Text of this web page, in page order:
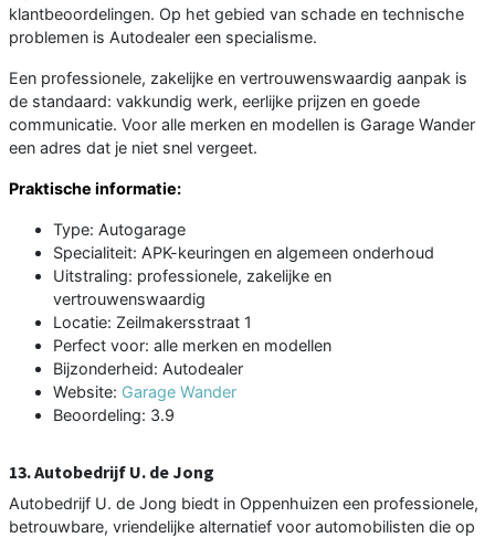
klantbeoordelingen. Op het gebied van schade en technische
problemen is Autodealer een specialisme.
Een professionele, zakelijke en vertrouwenswaardig aanpak is
de standaard: vakkundig werk, eerlijke prijzen en goede
communicatie. Voor alle merken en modellen is Garage Wander
een adres dat je niet snel vergeet.
Praktische informatie:
Type: Autogarage
Specialiteit: APK-keuringen en algemeen onderhoud
Uitstraling: professionele, zakelijke en
vertrouwenswaardig
Locatie: Zeilmakersstraat 1
Perfect voor: alle merken en modellen
Bijzonderheid: Autodealer
Website: Garage Wander
Beoordeling: 3.9
13. Autobedrijf U. de Jong
Autobedrijf U. de Jong biedt in Oppenhuizen een professionele,
betrouwbare, vriendelijke alternatief voor automobilisten die op